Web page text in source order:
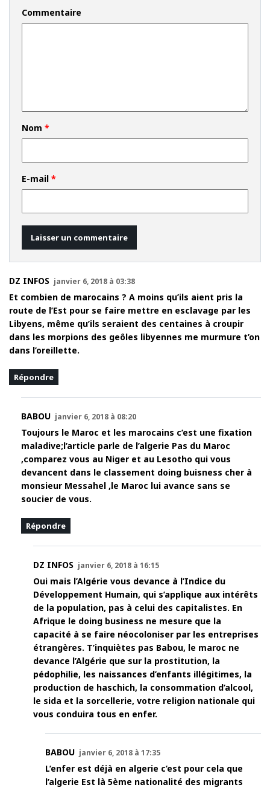
Commentaire
Nom *
E-mail *
DZ INFOS janvier 6, 2018 à 03:38
Et combien de marocains ? A moins qu’ils aient pris la
route de l’Est pour se faire mettre en esclavage par les
Libyens, même qu’ils seraient des centaines à croupir
dans les morpions des geôles libyennes me murmure t’on
dans l’oreillette.
Répondre
BABOU janvier 6, 2018 à 08:20
Toujours le Maroc et les marocains c’est une fixation
maladive;l’article parle de l’algerie Pas du Maroc
,comparez vous au Niger et au Lesotho qui vous
devancent dans le classement doing buisness cher à
monsieur Messahel ,le Maroc lui avance sans se
soucier de vous.
Répondre
DZ INFOS janvier 6, 2018 à 16:15
Oui mais l’Algérie vous devance à l’Indice du
Développement Humain, qui s’applique aux intérêts
de la population, pas à celui des capitalistes. En
Afrique le doing business ne mesure que la
capacité à se faire néocoloniser par les entreprises
étrangères. T’inquiètes pas Babou, le maroc ne
devance l’Algérie que sur la prostitution, la
pédophilie, les naissances d’enfants illégitimes, la
production de haschich, la consommation d’alcool,
le sida et la sorcellerie, votre religion nationale qui
vous conduira tous en enfer.
BABOU janvier 6, 2018 à 17:35
L’enfer est déjà en algerie c’est pour cela que
l’algerie Est là 5ème nationalité des migrants